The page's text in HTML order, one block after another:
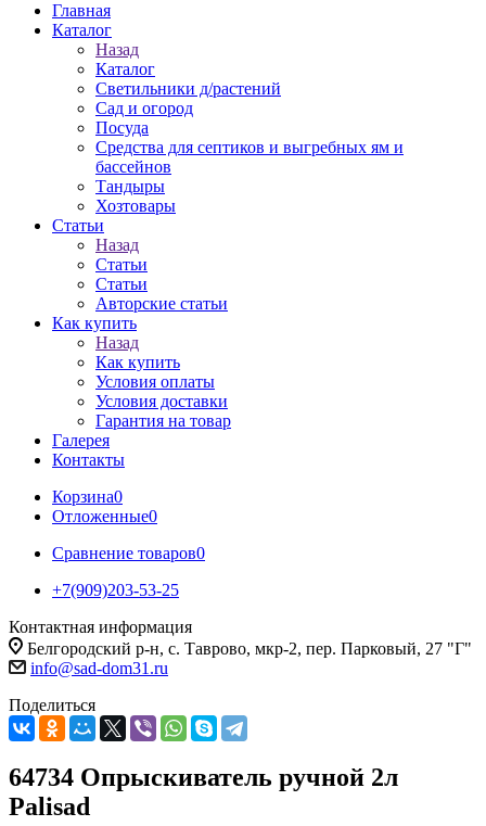
Главная
Каталог
Назад
Каталог
Светильники д/растений
Сад и огород
Посуда
Средства для септиков и выгребных ям и
бассейнов
Тандыры
Хозтовары
Статьи
Назад
Статьи
Статьи
Авторские статьи
Как купить
Назад
Как купить
Условия оплаты
Условия доставки
Гарантия на товар
Галерея
Контакты
Корзина0
Отложенные0
Сравнение товаров0
+7(909)203-53-25
Контактная информация
Белгородский р-н, с. Таврово, мкр-2, пер. Парковый, 27 "Г"
info@sad-dom31.ru
Поделиться
64734 Опрыскиватель ручной 2л
Palisad